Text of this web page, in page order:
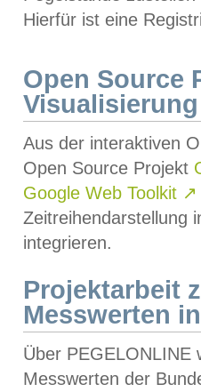
Hierfür ist eine
Open Source
Visualisierung
Aus der interaktiven
Open Source Projekt
Google Web Toolkit ↗
Zeitreihendarstellung
integrieren.
Projektarbeit
Messwerten
Über PEGELONLINE
Messwerten der